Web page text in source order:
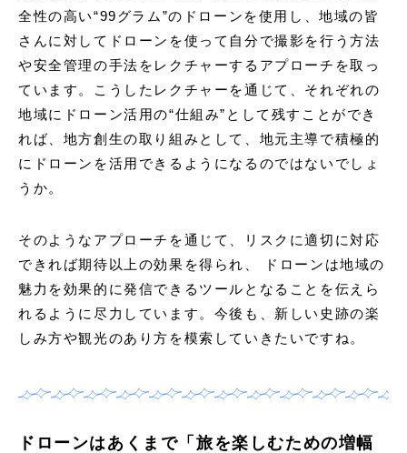
全性の高い“99グラム”のドローンを使用し、地域の皆
さんに対してドローンを使って自分で撮影を行う方法
や安全管理の手法をレクチャーするアプローチを取っ
ています。こうしたレクチャーを通じて、それぞれの
地域にドローン活用の“仕組み”として残すことができ
れば、地方創生の取り組みとして、地元主導で積極的
にドローンを活用できるようになるのではないでしょ
うか。
そのようなアプローチを通じて、リスクに適切に対応
できれば期待以上の効果を得られ、 ドローンは地域の
魅力を効果的に発信できるツールとなることを伝えら
れるように尽力しています。今後も、新しい史跡の楽
しみ方や観光のあり方を模索していきたいですね。
ドローンはあくまで「旅を楽しむための増幅